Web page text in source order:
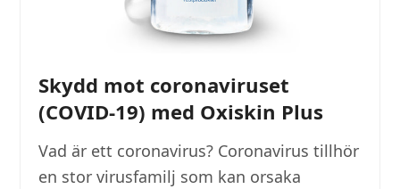
Skydd mot coronaviruset
(COVID-19) med Oxiskin Plus
Vad är ett coronavirus? Coronavirus tillhör
en stor virusfamilj som kan orsaka